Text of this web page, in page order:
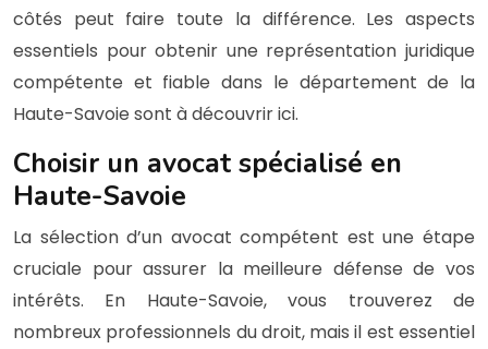
côtés peut faire toute la différence. Les aspects
essentiels pour obtenir une représentation juridique
compétente et fiable dans le département de la
Haute-Savoie sont à découvrir ici.
Choisir un avocat spécialisé en
Haute-Savoie
La sélection d’un avocat compétent est une étape
cruciale pour assurer la meilleure défense de vos
intérêts. En Haute-Savoie, vous trouverez de
nombreux professionnels du droit, mais il est essentiel